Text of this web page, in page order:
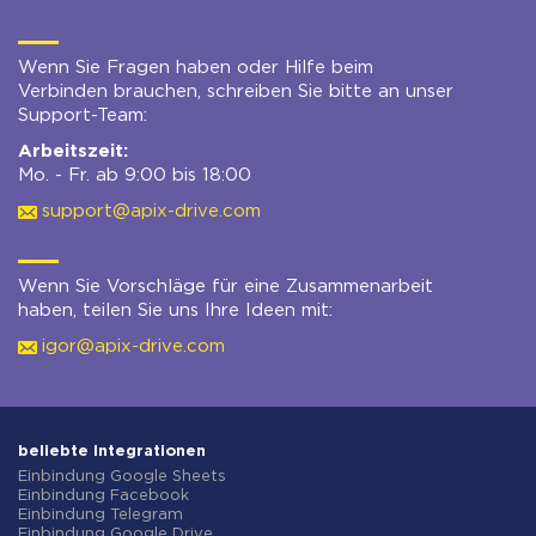
Wenn Sie Fragen haben oder Hilfe beim
Verbinden brauchen, schreiben Sie bitte an unser
Support-Team:
Arbeitszeit:
Mo. - Fr. ab 9:00 bis 18:00
support@apix-drive.com
Wenn Sie Vorschläge für eine Zusammenarbeit
haben, teilen Sie uns Ihre Ideen mit:
igor@apix-drive.com
beliebte Integrationen
Einbindung Google Sheets
Einbindung Facebook
Einbindung Telegram